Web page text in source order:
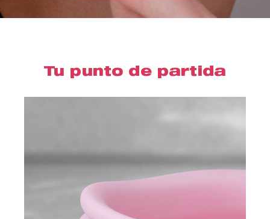
Tu punto de partida